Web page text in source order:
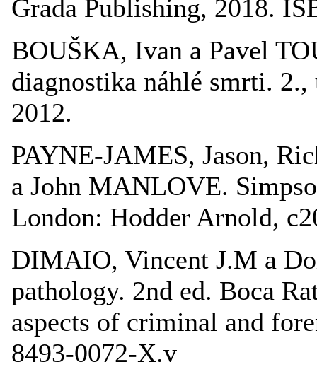
Grada Publishing, 2018.
BOUŠKA, Ivan a Pavel
diagnostika náhlé smrti.
2012.
PAYNE-JAMES, Jason,
a John MANLOVE.
London: Hodder Arnold,
DIMAIO, Vincent J.M a
pathology. 2nd ed. Boca
aspects of criminal and
8493-0072-X.v